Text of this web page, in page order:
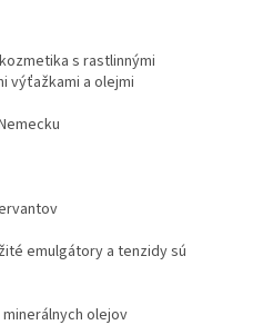
s rastlinnými
výťažkami a olejmi
emulgátory a tenzidy sú
olejov